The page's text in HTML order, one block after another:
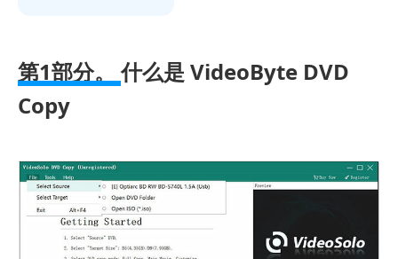
分。
什
VideoByte
DVD
Copy
第
第1部分。什么是 VideoByte DVD
Copy